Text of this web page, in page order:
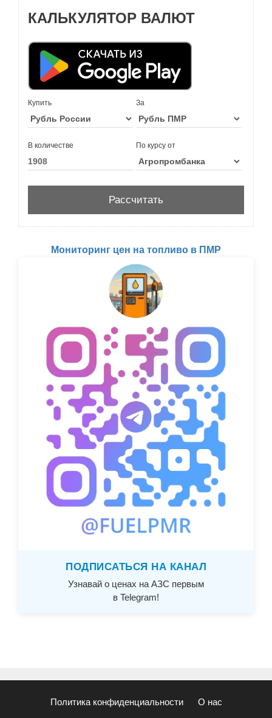
КАЛЬКУЛЯТОР ВАЛЮТ
Купить За
В количестве По курсу от
Мониторинг цен на топливо в ПМР
ПОДПИСАТЬСЯ НА КАНАЛ
Узнавай о ценах на АЗС первым
в Telegram!
Политика конфиденциальности О нас